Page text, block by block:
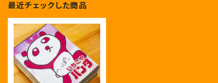
最近チェックした商品